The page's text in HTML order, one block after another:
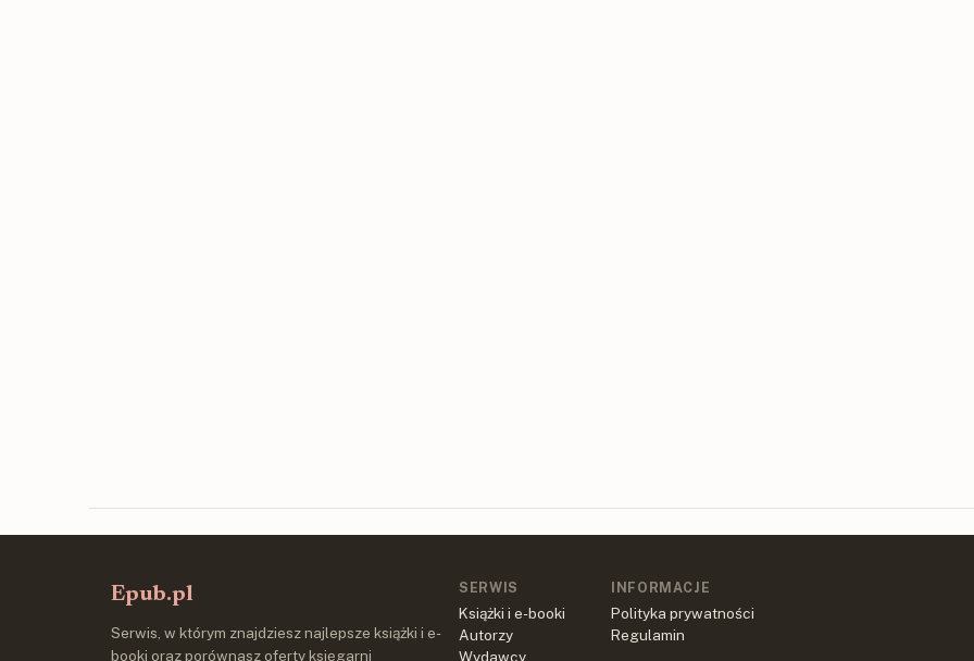
Epub.pl
Serwis, w którym znajdziesz najlepsze książki i e-
booki oraz porównasz oferty księgarni
SERWIS
Książki i e-booki
Autorzy
Wydawcy
INFORMACJE
Polityka prywatności
Regulamin